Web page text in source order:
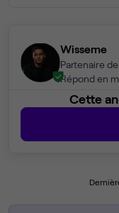
Wisseme
Partenaire
Répond en
Cette